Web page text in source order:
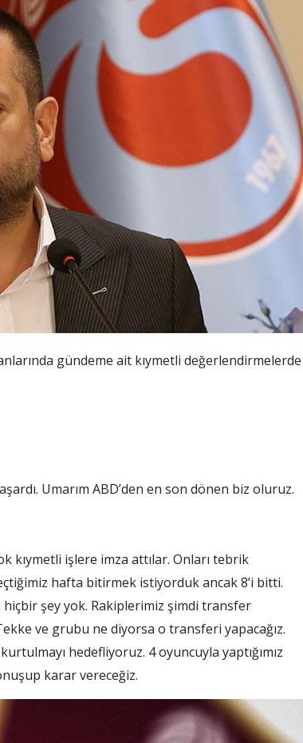
gündeme ait kıymetli değerlendirmelerde
Umarım ABD’den en son dönen biz oluruz.
kıymetli işlere imza attılar. Onları tebrik
hafta bitirmek istiyorduk ancak 8’i bitti.
şey yok. Rakiplerimiz şimdi transfer
ve grubu ne diyorsa o transferi yapacağız.
hedefliyoruz. 4 oyuncuyla yaptığımız
karar vereceğiz.